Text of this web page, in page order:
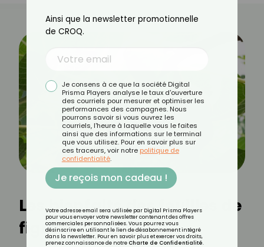
Les bienfaits des feuilles de
figuier
Ainsi que la newsletter promotionnelle
de CROQ.
Je consens à ce que la société Digital
Prisma Players analyse le taux d'ouverture
des courriels pour mesurer et optimiser les
performances des campagnes. Nous
pourrons savoir si vous ouvrez les
courriels, l'heure à laquelle vous le faites
ainsi que des informations sur le terminal
que vous utilisez. Pour en savoir plus sur
ces traceurs, voir notre politique de
confidentialité.
Je reçois mon cadeau !
Votre adresse email sera utilisée par Digital Prisma Players
pour vous envoyer votre newsletter contenant des offres
commerciales personnalisées. Vous pourrez vous
désinscrire en utilisant le lien de désabonnement intégré
dans la newsletter. Pour en savoir plus et exercer vos droits,
prenez connaissance de notre Charte de Confidentialité.